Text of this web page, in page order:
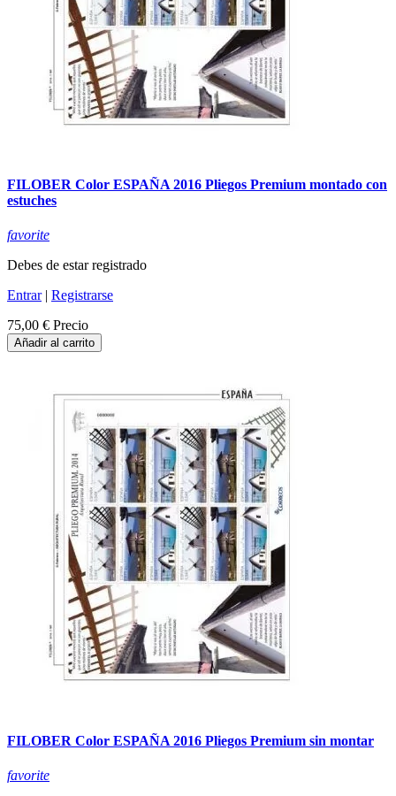
FILOBER Color ESPAÑA 2016 Pliegos Premium montado con
estuches
favorite
Debes de estar registrado
Entrar| Registrarse
75,00 € Precio
Añadir al carrito
FILOBER Color ESPAÑA 2016 Pliegos Premium sin montar
favorite